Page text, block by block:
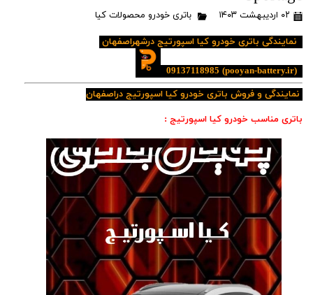
۰۲ اردیبهشت ۱۴۰۳ باتری خودرو محصولات کیا
نمایندگی باتری خودرو کیا اسپورتیج درشهراصفهان
(pooyan-battery.ir)
09137118985
نمایندگی و فروش باتری خودرو کیا اسپورتیج دراصفهان
باتری مناسب خودرو کیا اسپورتیج :